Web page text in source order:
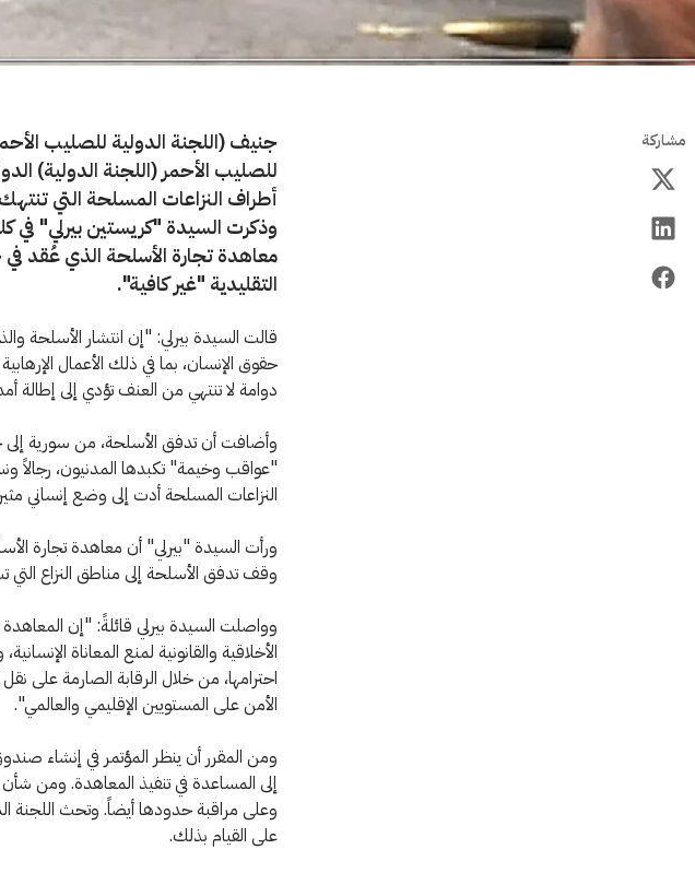
مشاركة
جنيف (اللجنة الدولية للصليب
للصليب الأحمر (اللجنة الدولية)
أطراف النزاعات المسلحة التي تنتهك
وذكرت السيدة "كريستين بيرلي" في
معاهدة تجارة الأسلحة الذي عُقد
التقليدية "غير كافية".
قالت السيدة بيرلي: "إن انتشار الأسلحة
حقوق الإنسان، بما في ذلك الأعمال
دوامة لا تنتهي من العنف تؤدي إلى إطالة
وأضافت أن تدفق الأسلحة، من سورية إلى
"عواقب وخيمة" تكبدها المدنيون، رجالاً
النزاعات المسلحة أدت إلى وضع إنساني
ورأت السيدة "بيرلي" أن معاهدة تجارة
وقف تدفق الأسلحة إلى مناطق النزاع التي
وواصلت السيدة بيرلي قائلةً: "إن
الأخلاقية والقانونية لمنع المعاناة
احترامها، من خلال الرقابة الصارمة على
الأمن على المستويين الإقليمي والعالمي".
ومن المقرر أن ينظر المؤتمر في إنشاء
إلى المساعدة في تنفيذ المعاهدة. ومن
وعلى مراقبة حدودها أيضاً. وتحث اللجنة
على القيام بذلك.